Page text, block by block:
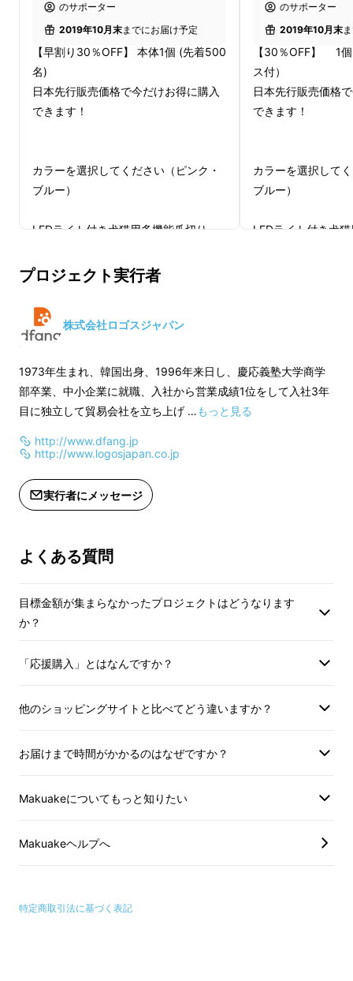
※イメージを助けるための画像を使っておりま
これから、あなたが不便だと思っていたすべて
犬・愛猫専用の爪切り
のサポーター
2019年10月末までにお届け予定
【早割り30％OFF】 本体1個 (先着500
名)
日本先行販売価格で今だけお得に購入
できます！
カラーを選択してください（ピンク・
ブルー）
LEDライト付き犬猫用多機能爪切り
（5,184円）＋送料（一律648円）に対
するものです。
変更になる場合がございます。ご了承
ください。
のサポーター
2019年10月末
【30％OFF】 1
ス付）
日本先行販売価格
できます！
カラーを選択して
ブルー）
LEDライト付き犬
変更になる場合が
ください。
プロジェクト実行者
株式会社ロゴスジャパン
1973年生まれ、韓国出身、1996年来日し、慶応義塾大学商学
部卒業、中小企業に就職、入社から営業成績1位をして入社3年
目に独立して貿易会社を立ち上げ …もっと見る
http://www.dfang.jp
http://www.logosjapan.co.jp
実行者にメッセージ
よくある質問
目標金額が集まらなかったプロジェクトはどうなります
か？
「応援購入」とはなんですか？
他のショッピングサイトと比べてどう違いますか？
お届けまで時間がかかるのはなぜですか？
Makuakeについてもっと知りたい
Makuakeヘルプへ
特定商取引法に基づく表記